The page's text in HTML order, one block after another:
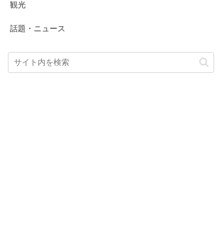
観光
話題・ニュース